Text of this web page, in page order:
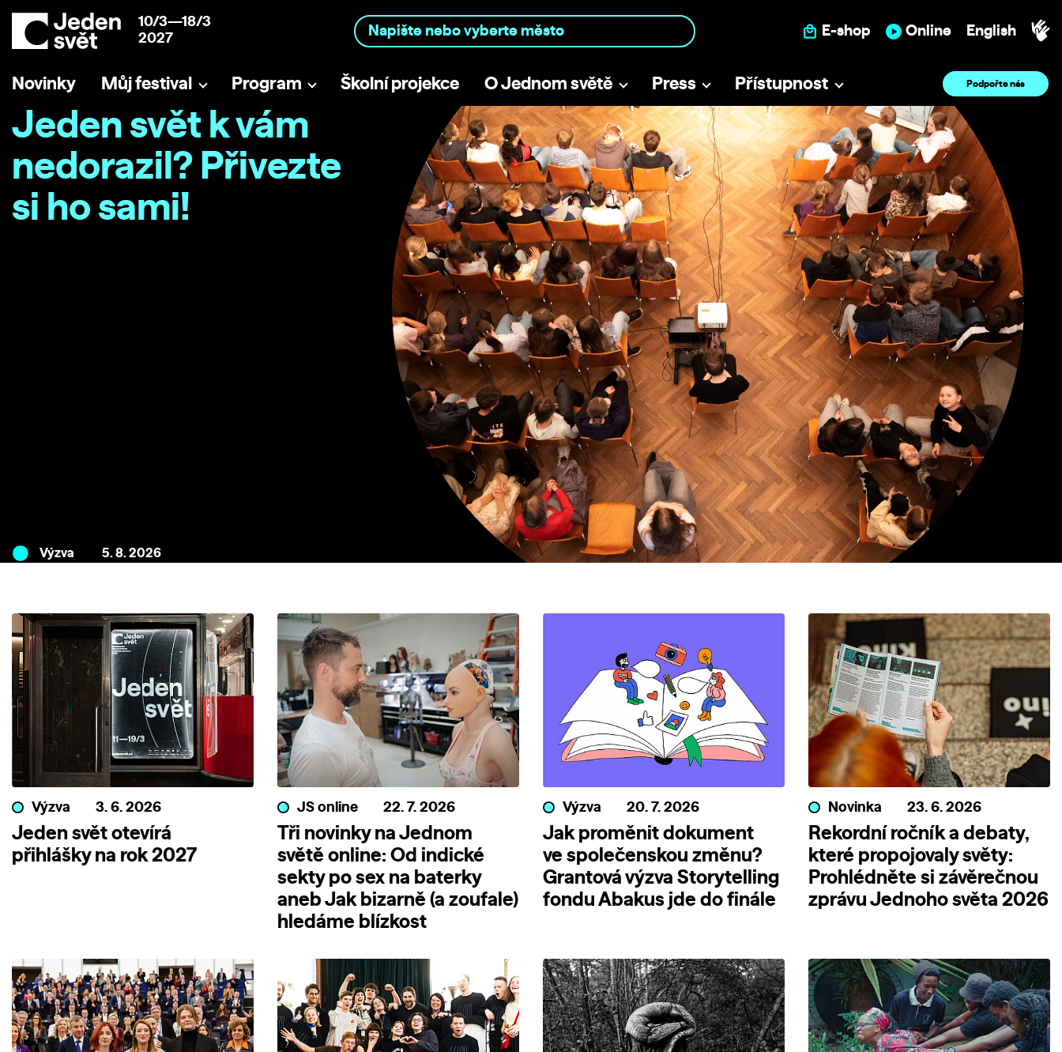
10/3—18/3
2027
E-shop Online English
Novinky Můj festival Program Školní projekce O Jednom světě Press Přístupnost Podpořte nás
Jeden svět k vám
nedorazil? Přivezte
si ho sami!
Výzva 5. 8. 2026
Výzva 3. 6. 2026
Jeden svět otevírá
přihlášky na rok 2027
JS online 22. 7. 2026
Tři novinky na Jednom
světě online: Od indické
sekty po sex na baterky
aneb Jak bizarně (a zoufale)
hledáme blízkost
Výzva 20. 7. 2026
Jak proměnit dokument
ve společenskou změnu?
Grantová výzva Storytelling
fondu Abakus jde do finále
Novinka 23. 6. 2026
Rekordní ročník a debaty,
které propojovaly světy:
Prohlédněte si závěrečnou
zprávu Jednoho světa 2026